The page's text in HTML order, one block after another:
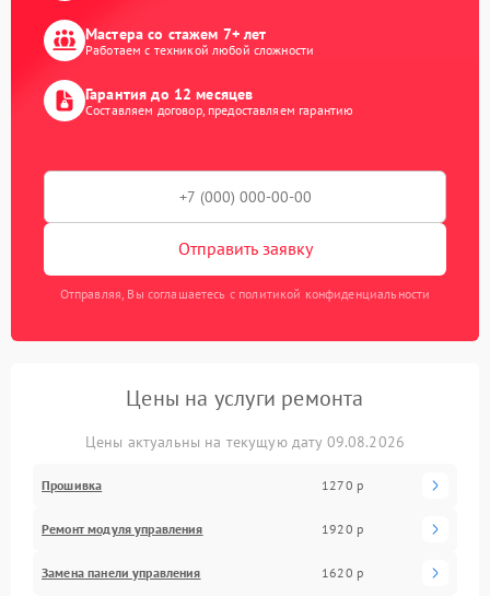
Мастера со стажем 7+ лет
Работаем с техникой любой сложности
Гарантия до 12 месяцев
Составляем договор, предоставляем гарантию
Отправить заявку
Отправляя, Вы соглашаетесь с политикой конфиденциальности
Цены на услуги ремонта
Цены актуальны на текущую дату 09.08.2026
Прошивка 1270 р
Ремонт модуля управления 1920 р
Замена панели управления 1620 р